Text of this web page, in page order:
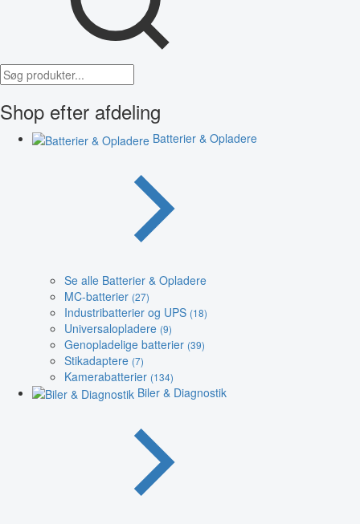
Shop efter afdeling
Batterier & Opladere
Se alle Batterier & Opladere
MC-batterier (27)
Industribatterier og UPS (18)
Universalopladere (9)
Genopladelige batterier (39)
Stikadaptere (7)
Kamerabatterier (134)
Biler & Diagnostik